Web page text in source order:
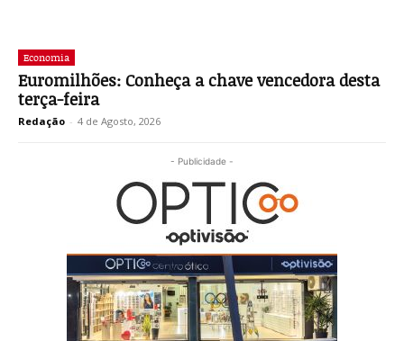
Economia
Euromilhões: Conheça a chave vencedora desta
terça-feira
Redação - 4 de Agosto, 2026
- Publicidade -